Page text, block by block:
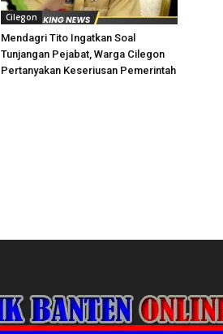
Cilegon
Mendagri Tito Ingatkan Soal
Tunjangan Pejabat, Warga Cilegon
Pertanyakan Keseriusan Pemerintah